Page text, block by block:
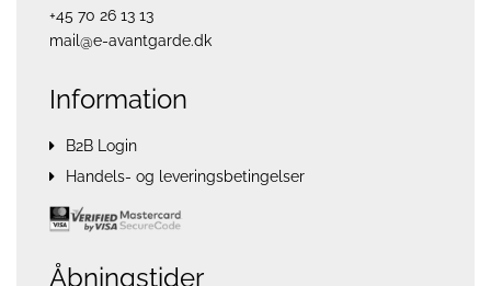
+45 70 26 13 13
mail@e-avantgarde.dk
Information
B2B Login
Handels- og leveringsbetingelser
Åbningstider